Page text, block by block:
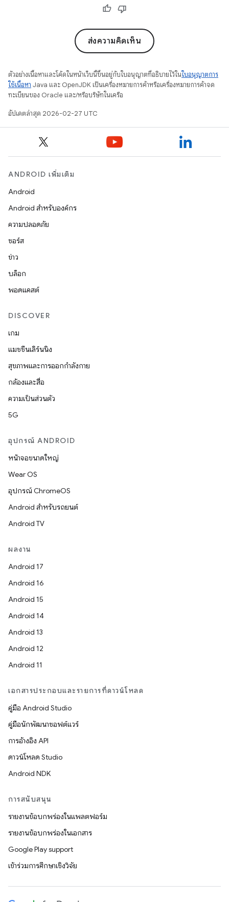
ส่งความคิดเห็น
ตัวอย่างเนื้อหาและโค้ดในหน้าเว็บนี้ขึ้นอยู่กับใบอนุญาตที่อธิบายไว้ในใบอนุญาตการ
ใช้เนื้อหา Java และ OpenJDK เป็นเครื่องหมายการค้าหรือเครื่องหมายการค้าจด
ทะเบียนของ Oracle และ/หรือบริษัทในเครือ
อัปเดตล่าสุด 2026-02-27 UTC
ANDROID เพิ่มเติม
Android
Android สำหรับองค์กร
ความปลอดภัย
ซอร์ส
ข่าว
บล็อก
พอดแคสต์
DISCOVER
เกม
แมชชีนเลิร์นนิง
สุขภาพและการออกกำลังกาย
กล้องและสื่อ
ความเป็นส่วนตัว
5G
อุปกรณ์ ANDROID
หน้าจอขนาดใหญ่
Wear OS
อุปกรณ์ ChromeOS
Android สำหรับรถยนต์
Android TV
ผลงาน
Android 17
Android 16
Android 15
Android 14
Android 13
Android 12
Android 11
เอกสารประกอบและรายการที่ดาวน์โหลด
คู่มือ Android Studio
คู่มือนักพัฒนาซอฟต์แวร์
การอ้างอิง API
ดาวน์โหลด Studio
Android NDK
การสนับสนุน
รายงานข้อบกพร่องในแพลตฟอร์ม
รายงานข้อบกพร่องในเอกสาร
Google Play support
เข้าร่วมการศึกษาเชิงวิจัย